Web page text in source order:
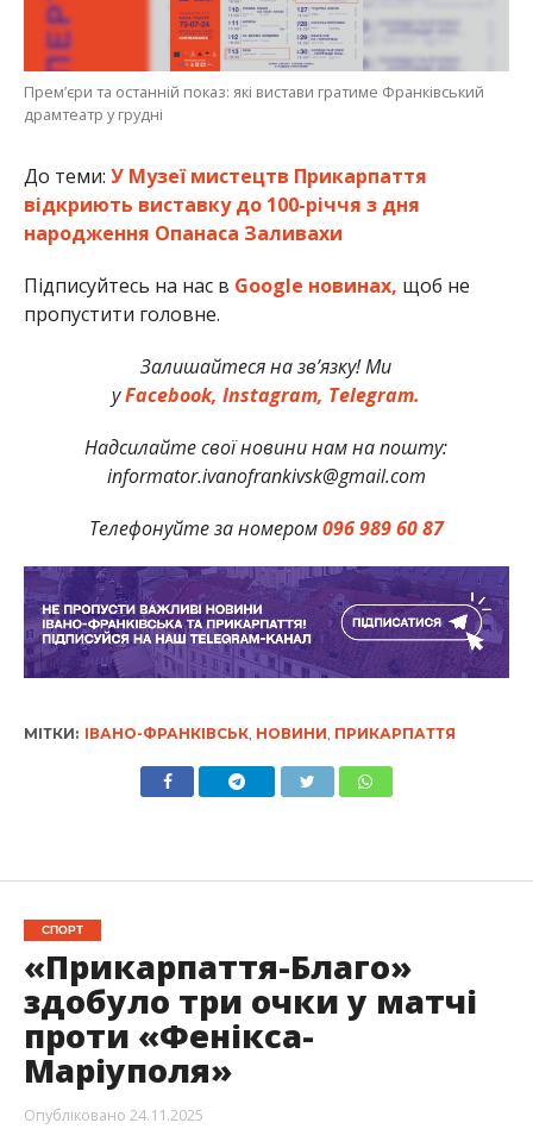
Премʼєри та останній показ: які вистави гратиме Франківський
драмтеатр у грудні
До теми: У Музеї мистецтв Прикарпаття
відкриють виставку до 100-річчя з дня
народження Опанаса Заливахи
Підписуйтесь на нас в Google новинах, щоб не
пропустити головне.
Залишайтеся на зв’язку! Ми
уFacebook, Instagram, Telegram.
Надсилайте свої новини нам на пошту:
informator.ivanofrankivsk@gmail.com
Телефонуйте за номером096 989 60 87
МІТКИ: ІВАНО-ФРАНКІВСЬК, НОВИНИ ПРИКАРПАТТЯ
СПОРТ
«Прикарпаття-Благо»
здобуло три очки у матчі
проти «Фенікса-
Маріуполя»
Опубліковано 24.11.2025